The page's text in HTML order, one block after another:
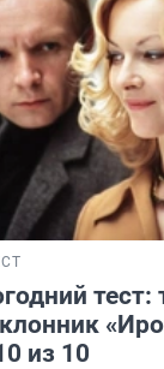
тест:
из 10